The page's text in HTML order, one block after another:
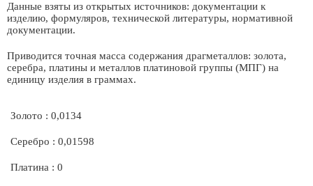
Данные взяты из открытых источников: документации к
изделию, формуляров, технической литературы, нормативной
документации.
Приводится точная масса содержания драгметаллов: золота,
серебра, платины и металлов платиновой группы (МПГ) на
единицу изделия в граммах.
Золото : 0,0134
Серебро : 0,01598
Платина : 0